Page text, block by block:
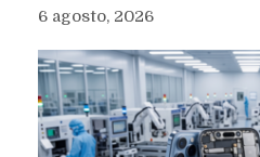
6 agosto, 2026